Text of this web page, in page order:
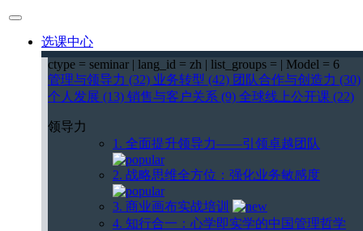
选课中心
ctype = seminar | lang_id = zh | list_groups = | Model = 6
管理与领导力 (32) 业务转型 (42) 团队合作与创造力 (30)
个人发展 (13) 销售与客户关系 (9) 全球线上公开课 (22)
领导力
1. 全面提升领导力——引领卓越团队
2. 战略思维全方位：强化业务敏感度
3. 商业画布实战培训
4. 知行合一：心学即实学的中国管理哲学